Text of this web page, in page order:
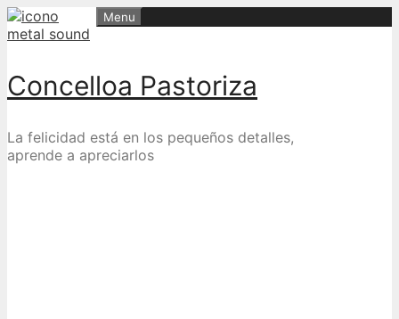
Skip
to
Concelloa Pastoriza
La felicidad está en los pequeños detalles,
aprende a apreciarlos
Menu